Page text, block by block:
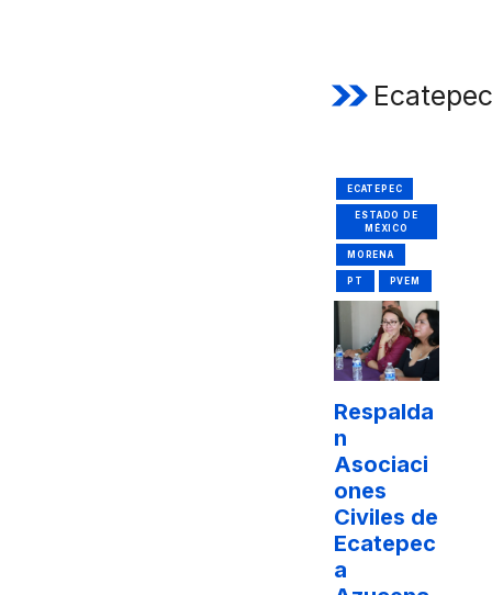
Ecatepec
ECATEPEC
ESTADO DE
MÉXICO
MORENA
PT PVEM
Respalda
n
Asociaci
ones
Civiles de
Ecatepec
a